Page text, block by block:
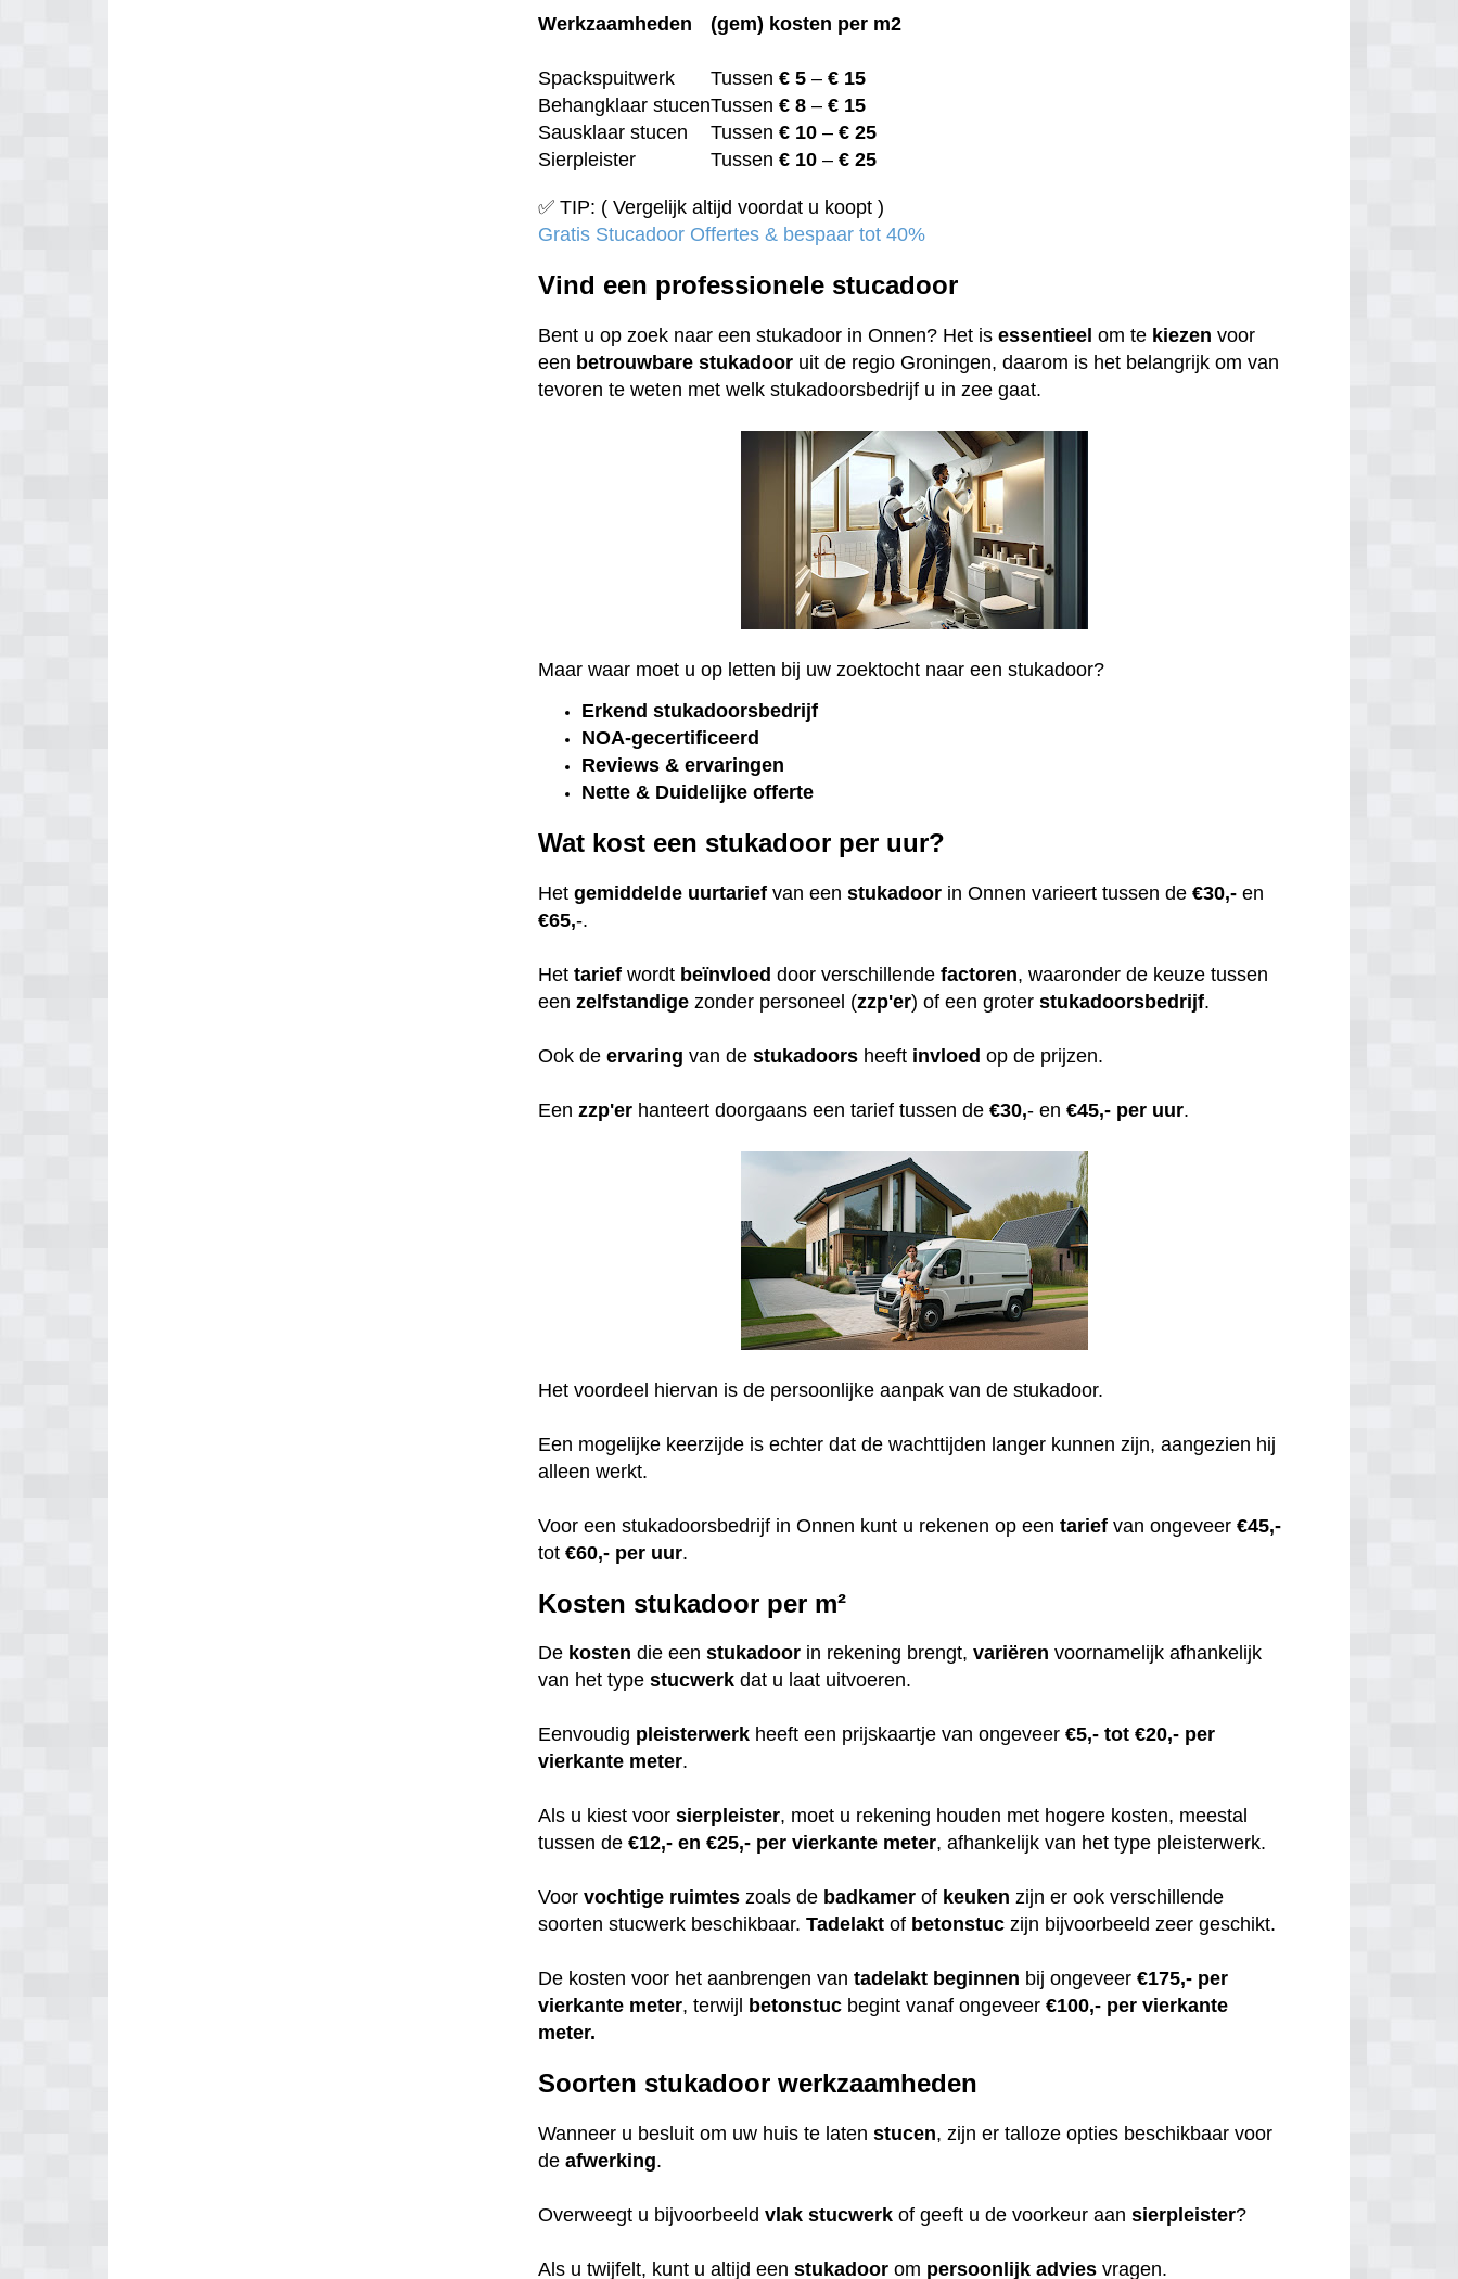
Werkzaamheden (gem) kosten per m2
Spackspuitwerk Tussen€ 5 –€ 15
Behangklaar stucenTussen€ 8 –€ 15
Sausklaar stucen
Tussen€ 10 –€ 25
Sierpleister
Tussen€ 10 –€ 25
✅ TIP: ( Vergelijk altijd voordat u koopt )
Gratis Stucadoor Offertes & bespaar tot 40%
Vind een professionele stucadoor
Bent u op zoek naar een stukadoor in Onnen? Het isessentieel om te kiezen voor
een betrouwbare stukadoor uit de regio Groningen, daarom is het belangrijk om van
tevoren te weten met welk stukadoorsbedrijf u in zee gaat.
Maar waar moet u op letten bij uw zoektocht naar een stukadoor?
Erkend stukadoorsbedrijf
NOA-gecertificeerd
Reviews & ervaringen
Nette & Duidelijke offerte
Wat kost een stukadoor per uur?
Hetgemiddelde uurtarief van eenstukadoor in Onnen varieert tussen de€30,- en
€65,-.
Hettarief wordt beïnvloed door verschillendefactoren, waaronder de keuze tussen
eenzelfstandige zonder personeel (zzp'er) of een groterstukadoorsbedrijf.
Ook deervaring van destukadoors heeft invloed op de prijzen.
Eenzzp'er hanteert doorgaans een tarief tussen de€30,- en€45,- per uur.
Het voordeel hiervan is de persoonlijke aanpak van de stukadoor.
Een mogelijke keerzijde is echter dat de wachttijden langer kunnen zijn, aangezien hij
alleen werkt.
Voor een stukadoorsbedrijf in Onnen kunt u rekenen op eentarief van ongeveer €45,-
tot€60,- per uur.
Kosten stukadoor per m²
De kosten die eenstukadoor in rekening brengt,variëren voornamelijk afhankelijk
van het typestucwerk dat u laat uitvoeren.
Eenvoudig pleisterwerk heeft een prijskaartje van ongeveer€5,- tot €20,- per
vierkante meter.
Als u kiest voorsierpleister, moet u rekening houden met hogere kosten, meestal
tussen de€12,- en €25,- per vierkante meter, afhankelijk van het type pleisterwerk.
Voorvochtige ruimtes zoals de badkamer of keuken zijn er ook verschillende
soorten stucwerk beschikbaar.Tadelakt of betonstuc zijn bijvoorbeeld zeer geschikt.
De kosten voor het aanbrengen vantadelakt beginnen bij ongeveer€175,- per
vierkante meter, terwijl betonstuc begint vanaf ongeveer€100,- per vierkante
meter.
Soorten stukadoor werkzaamheden
Wanneer u besluit om uw huis te latenstucen, zijn er talloze opties beschikbaar voor
deafwerking.
Overweegt u bijvoorbeeldvlak stucwerk of geeft u de voorkeur aansierpleister?
Als u twijfelt, kunt u altijd eenstukadoor om persoonlijk advies vragen.